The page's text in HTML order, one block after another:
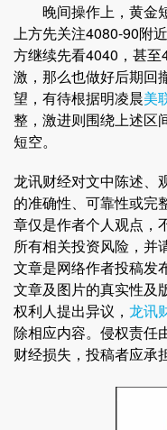
晚间操作上，黄金短
上方先关注4080-90附
方继续先看4040，甚
激，那么也做好后期回
望，有待根据明凌晨美
整，激进则围绕上述区
短空。
龙讯财经对文中陈述、
的准确性、可靠性或完
章仅是作者个人观点，
所有相关投资风险，并
文章是网络作者投稿发
文章及图片的真实性及
权利人提出异议， 龙讯
除相应内容。侵权责任
财经损失，投稿者应承